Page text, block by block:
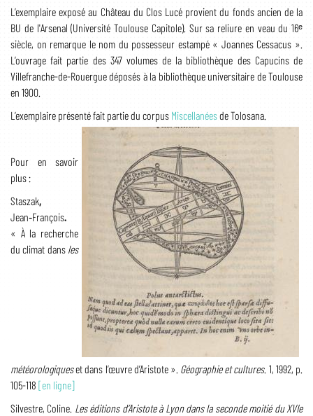
L’exemplaire exposé au Château du Clos Lucé provient du fonds ancien de la
BU de l'Arsenal (Université Toulouse Capitole). Sur sa reliure en veau du 16ᵉ
siècle, on remarque le nom du possesseur estampé « Joannes Cessacus ».
L’ouvrage fait partie des 347 volumes de la bibliothèque des Capucins de
Villefranche-de-Rouergue déposés à la bibliothèque universitaire de Toulouse
en 1900.
L’exemplaire présenté fait partie du corpus Miscellanéesde Tolosana.
Pour en savoir
plus :
Staszak,
Jean‑François.
« À la recherche
du climat dans les
météorologiqueset dans l’œuvre d’Aristote ». Géographie et cultures. 1, 1992, p.
105-118 [en ligne]
Silvestre, Coline. Les éditions d’Aristote à Lyon dans la seconde moitié du XVIe